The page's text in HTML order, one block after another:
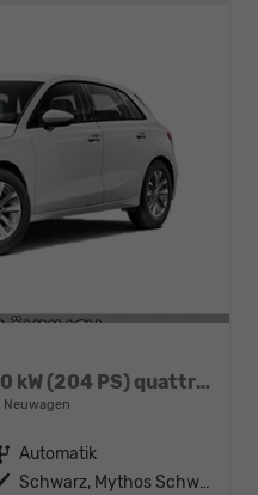
S line (S line) 2.0 TSFI 150 kW (204 PS) quattro 7-Gang tronic
Neuwagen
Getriebe Automatik
Außenfarbe
Schwarz, Mythos Schwarz